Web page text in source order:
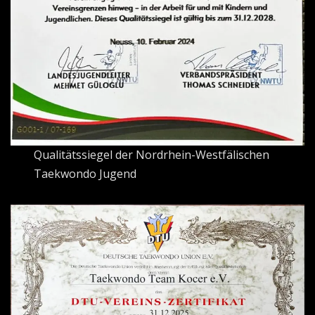
Qualitätssiegel der Nordrhein-Westfälischen
Taekwondo Jugend